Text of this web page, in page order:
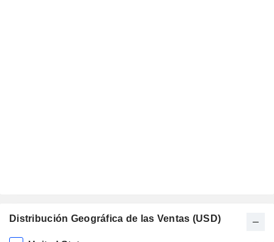
Distribución Geográfica de las Ventas (USD)